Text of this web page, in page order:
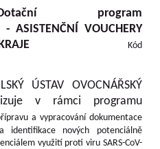
program
-ASISTENČNÍ VOUCHERY
Kód
ÚSTAV OVOCNÁŘSKÝ
v rámci programu
a vypracování dokumentace
identifikace nových potenciálně
využití proti viru SARS-CoV-